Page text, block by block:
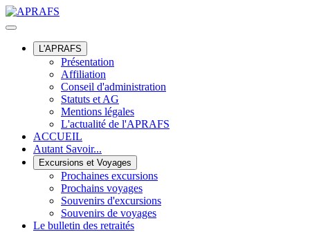
L'APRAFS
Présentation
Affiliation
Conseil d'administration
Statuts et AG
Mentions légales
L'actualité de l'APRAFS
ACCUEIL
Autant Savoir...
Excursions et Voyages
Prochaines excursions
Prochains voyages
Souvenirs d'excursions
Souvenirs de voyages
Le bulletin des retraités